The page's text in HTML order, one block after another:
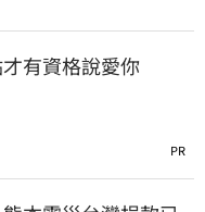
有資格說愛你
PR